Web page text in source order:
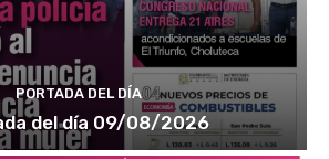
PORTADA DEL DÍA
del día 09/08/2026